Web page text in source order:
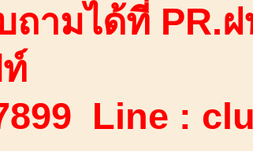
ถามได้ที่ PR.
Line :